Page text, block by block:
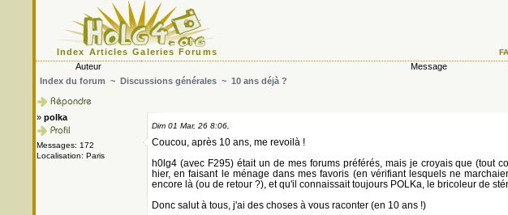
Index Articles Galeries Forums
Auteur
Message
Index du forum ~ Discussions générales ~ 10 ans déjà ?
» polka
Messages: 172
Localisation: Paris
Dim 01 Mar, 26 8:06,
Coucou, après 10 ans, me revoilà !
h0lg4 (avec F295) était un de mes forums préférés, mais je croyais que (tout
hier, en faisant le ménage dans mes favoris (en vérifiant lesquels ne
encore là (ou de retour ?), et qu'il connaissait toujours POLKa, le bricoleur de
Donc salut à tous, j'ai des choses à vous raconter (en 10 ans !)